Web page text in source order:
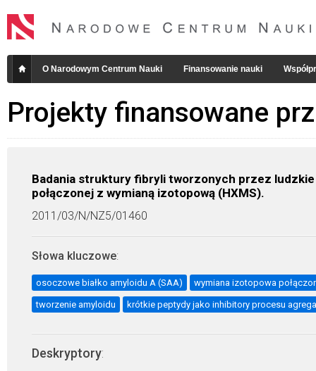
O Narodowym Centrum Nauki Finansowanie nauki
Projekty finansowane
Badania struktury fibryli tworzonych przez
połączonej z wymianą izotopową (HXMS).
2011/03/N/NZ5/01460
Słowa kluczowe:
osoczowe białko amyloidu A (SAA) wymiana izotopowa
tworzenie amyloidu krótkie peptydy jako inhibitory procesu
Deskryptory: